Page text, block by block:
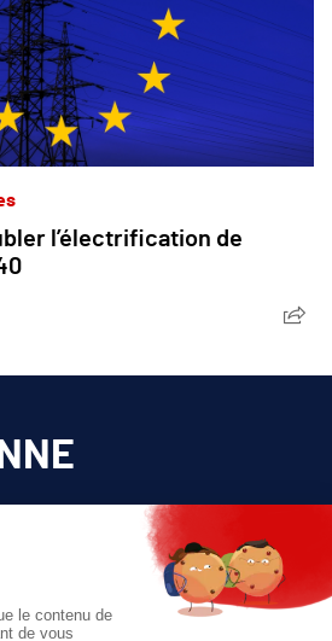
l’électrification de
accès privilégié à tous
sur site.